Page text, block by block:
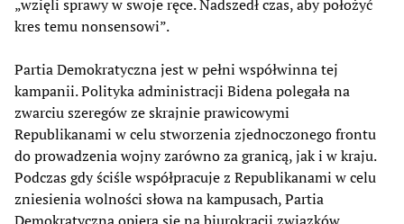
„wzięli sprawy w swoje ręce. Nadszedł czas, aby położyć
kres temu nonsensowi”.
Partia Demokratyczna jest w pełni współwinna tej
kampanii. Polityka administracji Bidena polegała na
zwarciu szeregów ze skrajnie prawicowymi
Republikanami w celu stworzenia zjednoczonego frontu
do prowadzenia wojny zarówno za granicą, jak i w kraju.
Podczas gdy ściśle współpracuje z Republikanami w celu
zniesienia wolności słowa na kampusach, Partia
Demokratyczna opiera się na biurokracji związków